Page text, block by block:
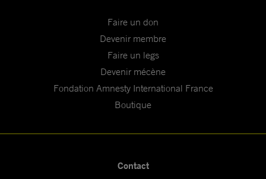
Faire un don
Devenir membre
Faire un legs
Devenir mécène
Fondation Amnesty International France
Boutique
Contact